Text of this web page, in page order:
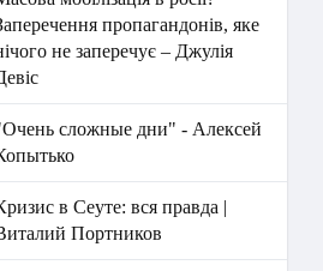
пропагандонів, яке
не заперечує – Джулія
сложные дни" - Алексей
в Сеуте: вся правда |
Портников